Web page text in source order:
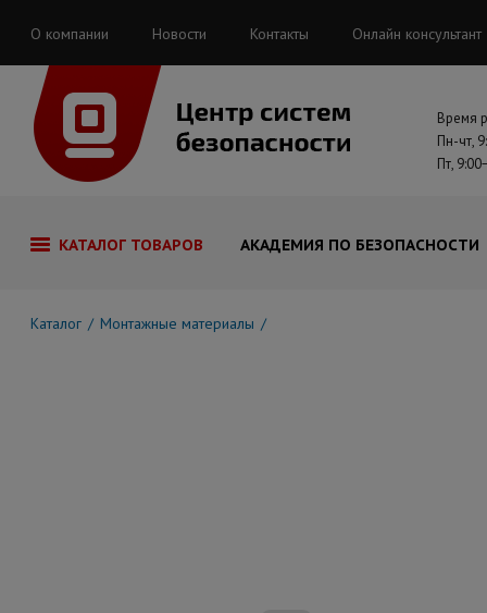
О компании Новости Контакты Онлайн консультант
Время
Пн-чт,
Пт,
КАТАЛОГ ТОВАРОВ АКАДЕМИЯ ПО БЕЗОПАСНОСТИ
Каталог Монтажные материалы